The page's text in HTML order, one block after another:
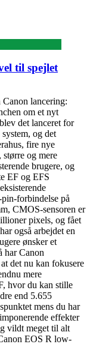
til spejlet
lancering:
om et nyt
det lanceret for
og det
fire nye
og mere
brugere, og
EF og EFS
forbindelse på
CMOS-sensoren er
pixels, og fået
også arbejdet en
ønsker et
har Canon
det nu kan fokusere
mere
hvor du kan stille
end 5.655
mens du har
effekter
vildt meget til alt
EOS R low-